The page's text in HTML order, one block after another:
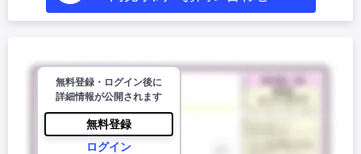
無料登録・ログイン後に
詳細情報が公開されます
無料登録
ログイン